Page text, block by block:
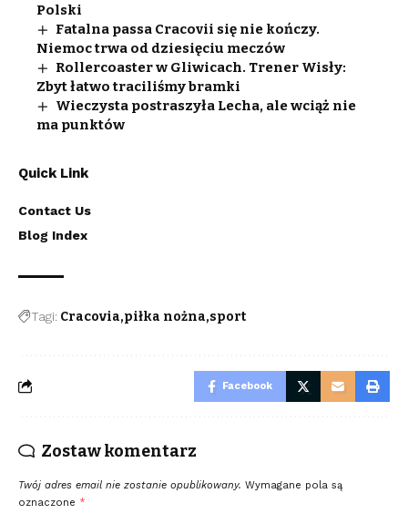
Polski
Fatalna passa Cracovii się nie kończy.
Niemoc trwa od dziesięciu meczów
Rollercoaster w Gliwicach. Trener Wisły:
Zbyt łatwo traciliśmy bramki
Wieczysta postraszyła Lecha, ale wciąż nie
ma punktów
Quick Link
Contact Us
Blog Index
Tagi: Cracovia piłka nożna sport
Facebook
Zostaw komentarz
Twój adres email nie zostanie opublikowany. Wymagane pola są
oznaczone *